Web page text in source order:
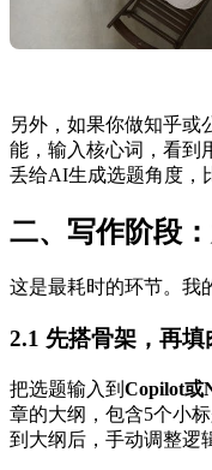
另外，如果你做知乎或
能，输入核心词，看到
丢给AI生成选题角度，
二、写作阶段
这是最耗时的环节。我
2.1 先搭骨架，再填
把选题输入到 Copilot或
章的大纲，包含5个小
到大纲后，手动调整逻